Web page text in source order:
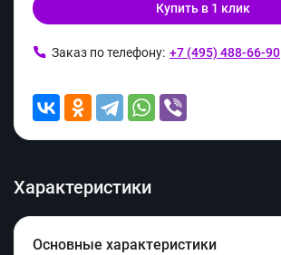
Купить в 1 клик
Заказ по телефону: +7 (495) 488-66-90
Характеристики
Основные характеристики